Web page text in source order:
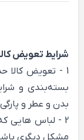
شرایط تعویض
بسته‌بندی و
بدن و عطر و
2 - لباس هایی
مشکل دیگری